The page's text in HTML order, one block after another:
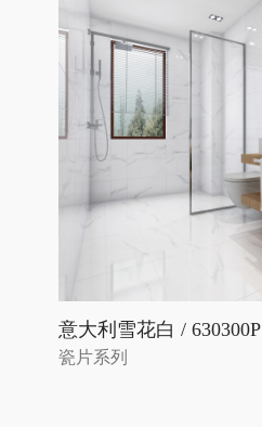
意大利雪花白 / 630300P
瓷片系列